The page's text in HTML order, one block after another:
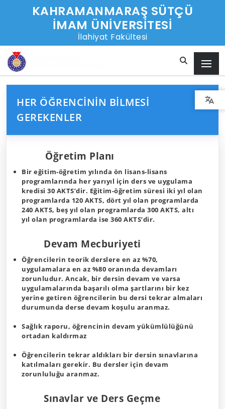
KAHRAMANMARAŞ SÜTÇÜ
İMAM ÜNİVERSİTESİ
İlahiyat Fakültesi
HER ÖĞRENCININ BILMESI
GEREKENLER
Öğretim Planı
Bir eğitim-öğretim yılında ön lisans-lisans
programlarında her yarıyıl için ders ve uygulama
kredisi 30 AKTS’dir. Eğitim-öğretim süresi iki yıl olan
programlarda 120 AKTS, dört yıl olan programlarda
240 AKTS, beş yıl olan programlarda 300 AKTS, altı
yıl olan programlarda ise 360 AKTS’dir.
Devam Mecburiyeti
Öğrencilerin teorik derslere en az %70,
uygulamalara en az %80 oranında devamları
zorunludur. Ancak, bir dersin devam ve varsa
uygulamalarında başarılı olma şartlarını bir kez
yerine getiren öğrencilerin bu dersi tekrar almaları
durumunda derse devam koşulu aranmaz.
Sağlık raporu, öğrencinin devam yükümlülüğünü
ortadan kaldırmaz
Öğrencilerin tekrar aldıkları bir dersin sınavlarına
katılmaları gerekir. Bu dersler için devam
zorunluluğu aranmaz.
Sınavlar ve Ders Geçme